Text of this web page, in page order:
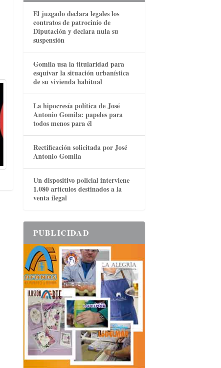
El juzgado declara legales los
contratos de patrocinio de
Diputación y declara nula su
suspensión
Gomila usa la titularidad para
esquivar la situación urbanística
de su vivienda habitual
La hipocresía política de José
Antonio Gomila: papeles para
todos menos para él
Rectificación solicitada por José
Antonio Gomila
Un dispositivo policial interviene
1.080 artículos destinados a la
venta ilegal
PUBLICIDAD